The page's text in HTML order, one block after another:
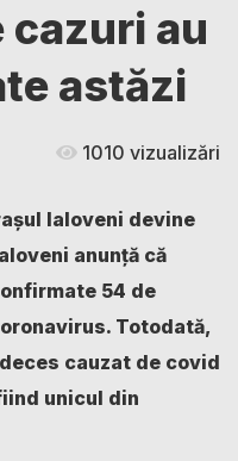
cazuri au
astăzi
1010 vizualizări
Ialoveni devine
anunță că
54 de
Totodată,
cauzat de covid
unicul din